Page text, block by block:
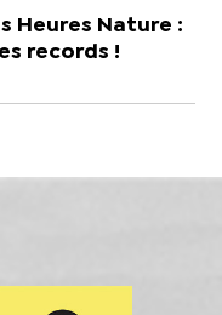
Heures Nature :
records !